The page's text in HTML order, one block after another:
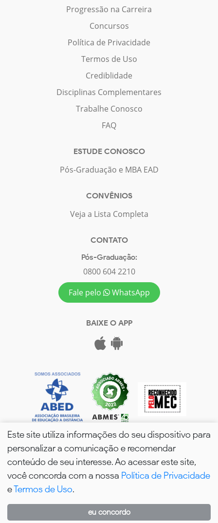
Progressão na Carreira
Concursos
Política de Privacidade
Termos de Uso
Crediblidade
Disciplinas Complementares
Trabalhe Conosco
FAQ
ESTUDE CONOSCO
Pós-Graduação e MBA EAD
CONVÊNIOS
Veja a Lista Completa
CONTATO
Pós-Graduação:
0800 604 2210
Fale pelo
WhatsApp
BAIXE O APP
wPós - 2026. Todos os Direitos Reservados.
WhatsApp
Este site utiliza informações do seu dispositivo para
personalizar a comunicação e recomendar
conteúdo de seu interesse. Ao acessar este site,
você concorda com a nossa Política de Privacidade
eTermos de Uso.
eu concordo